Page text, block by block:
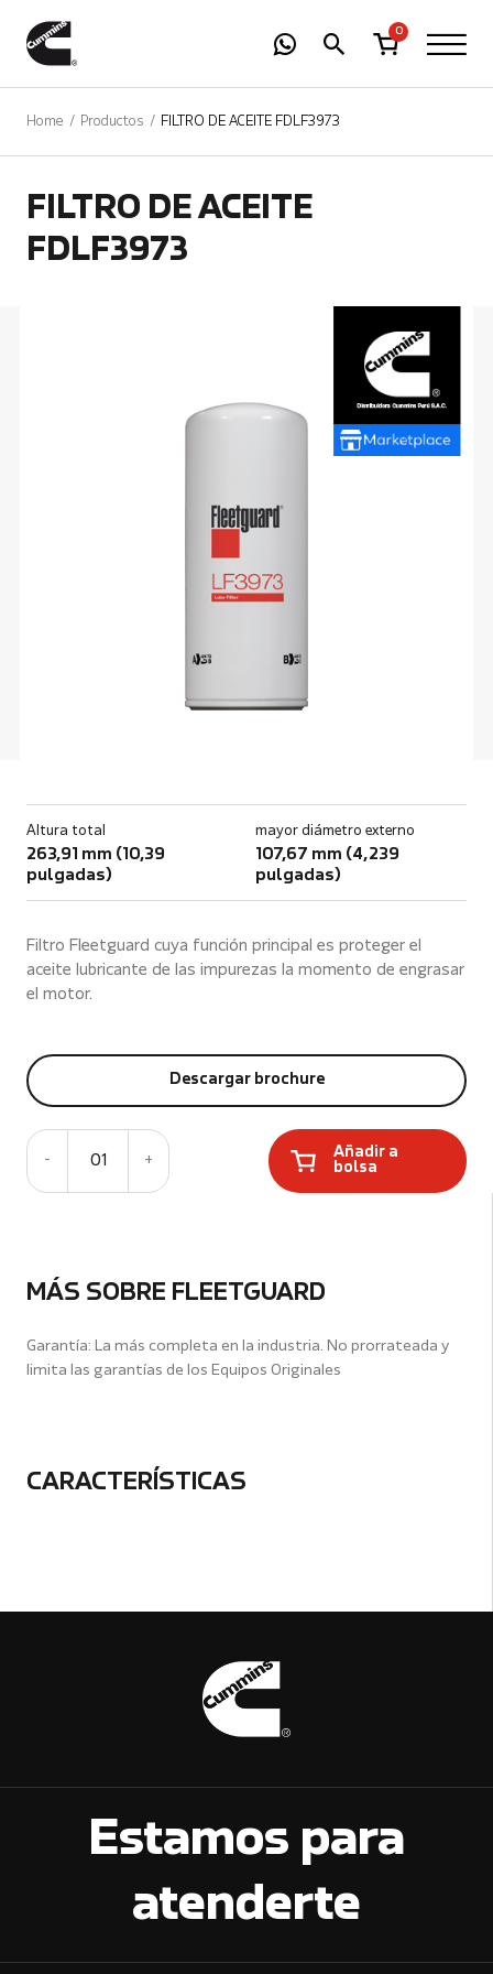
0
Home Productos FILTRO DE ACEITE FDLF3973
MÁS SOBRE FLEETGUARD
Garantía: La más completa en la industria. No prorrateada y
limita las garantías de los Equipos Originales
CARACTERÍSTICAS
FILTRO DE ACEITE
FDLF3973
Altura total
263,91 mm (10,39
pulgadas)
mayor diámetro externo
107,67 mm (4,239
pulgadas)
Filtro Fleetguard cuya función principal es proteger el
aceite lubricante de las impurezas la momento de engrasar
el motor.
Descargar brochure
- 01 +
Añadir a
bolsa
Estamos para
atenderte